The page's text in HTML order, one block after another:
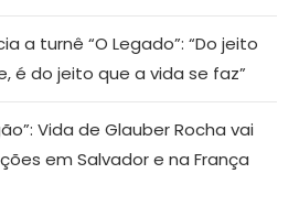
a turnê “O Legado”: “Do jeito
é do jeito que a vida se faz”
Vida de Glauber Rocha vai
em Salvador e na França